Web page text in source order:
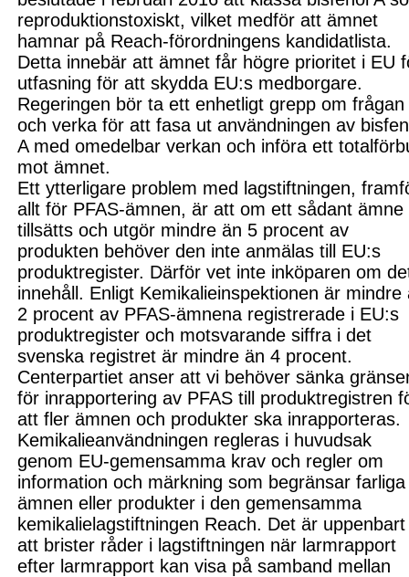
reproduktionstoxiskt, vilket medför att ämnet
hamnar på Reach-förordningens kandidatlista.
Detta innebär att ämnet får högre prioritet i EU
utfasning för att skydda EU:s medborgare.
Regeringen bör ta ett enhetligt grepp om frågan
och verka för att fasa ut användningen av
A med omedelbar verkan och införa ett
mot ämnet.
Ett ytterligare problem med lagstiftningen,
allt för PFAS-ämnen, är att om ett sådant ämne
tillsätts och utgör mindre än 5 procent av
produkten behöver den inte anmälas till EU:s
produktregister. Därförvet inte inköparen om
innehåll. Enligt Kemikalieinspektionen är mindre
2 procent av PFAS-ämnena registrerade i EU:s
produktregister och motsvarande siffra i det
svenska registret är mindre än 4 procent.
Centerpartiet anser att vi behöver sänka
för inrapportering av PFAS till produktregistren
att fler ämnen och produkterska inrapporteras.
Kemikalieanvändningen regleras i huvudsak
genom EU-gemensamma krav och regler om
information och märkning som begränsar farliga
ämnen eller produkter i den gemensamma
kemikalielagstiftningen Reach. Det är uppenbart
att brister råder i lagstiftningen när larmrapport
efter larmrapport kan visa på samband mellan